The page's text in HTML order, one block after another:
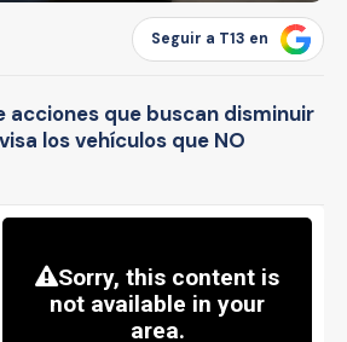
Seguir a T13 en
que buscan disminuir
los vehículos que NO